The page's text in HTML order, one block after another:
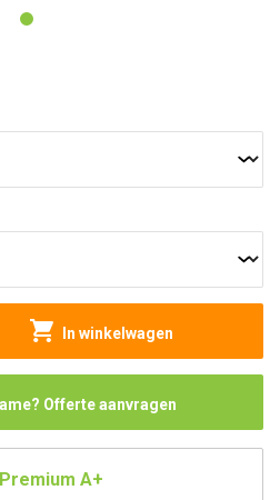
In winkelwagen
Offerte aanvragen
A+